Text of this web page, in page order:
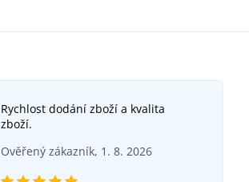
Rychlost dodání zboží a kvalita
zboží.
Ověřený zákazník, 1. 8. 2026